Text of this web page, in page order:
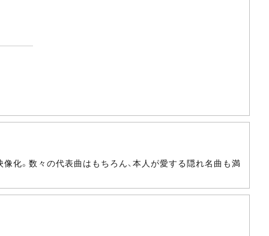
化。数々の代表曲はもちろん、本人が愛する隠れ名曲も満